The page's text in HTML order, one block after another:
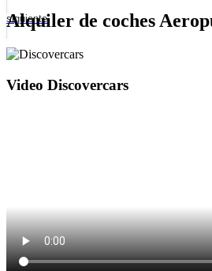
siguiente
Alquiler de coches
Video Discovercars